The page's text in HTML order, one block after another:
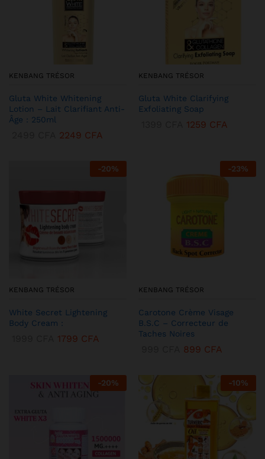
KENBANG TRÉSOR
Gluta White Whitening
Lotion – Lait Clarifiant Anti-
Âge : 250ml
2249 CFA
KENBANG TRÉSOR
Gluta White Clarifying
Exfoliating Soap
1259 CFA
-20%
KENBANG TRÉSOR
White Secret Lightening
Body Cream :
1799 CFA
-23%
KENBANG TRÉSOR
Carotone Crème Visage
B.S.C – Correcteur de
Taches Noires
899 CFA
-20% -10%